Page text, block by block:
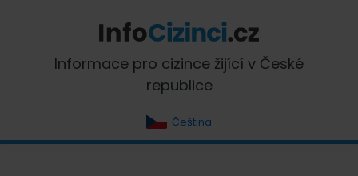
primary
navigation
content
primaryInfoCizinci.cz
Informace pro cizince žijící v České
republice
Čeština